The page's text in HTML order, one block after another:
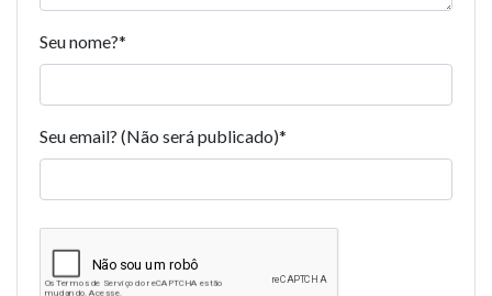
Seu nome?*
Seu email? (Não será publicado)*